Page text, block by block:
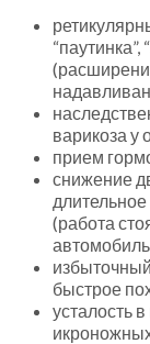
“паутинка”,
варикоза у
прием
снижение
(работа
быстрое
усталость